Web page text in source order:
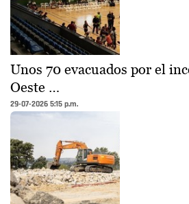
Unos 70 evacuados por el
Oeste …
29-07-2026 5:15 p.m.